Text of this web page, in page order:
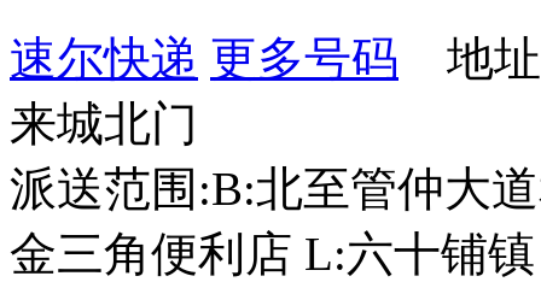
速尔快递 更多号码 地址
来城北门
派送范围:B:北至管仲大
金三角便利店 L:六十铺